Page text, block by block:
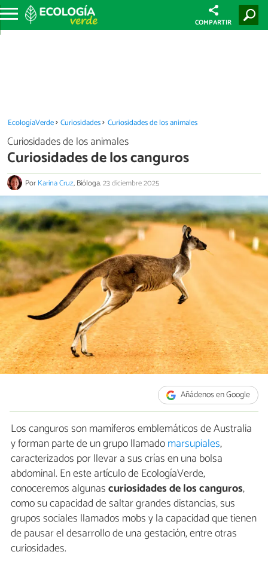
COMPARTIR
EcologíaVerde Curiosidades Curiosidades de los animales
Curiosidades de los animales
Curiosidades de los canguros
PorKarina Cruz, Bióloga.23 diciembre 2025
Añádenos en Google
Los canguros son mamíferos emblemáticos de Australia
y forman parte de un grupo llamadomarsupiales,
caracterizados por llevar a sus crías en una bolsa
abdominal. En este artículo de EcologíaVerde,
conoceremos algunascuriosidades de los canguros,
como su capacidad de saltar grandes distancias, sus
grupos sociales llamados mobs y la capacidad que tienen
de pausar el desarrollo de una gestación, entre otras
curiosidades.